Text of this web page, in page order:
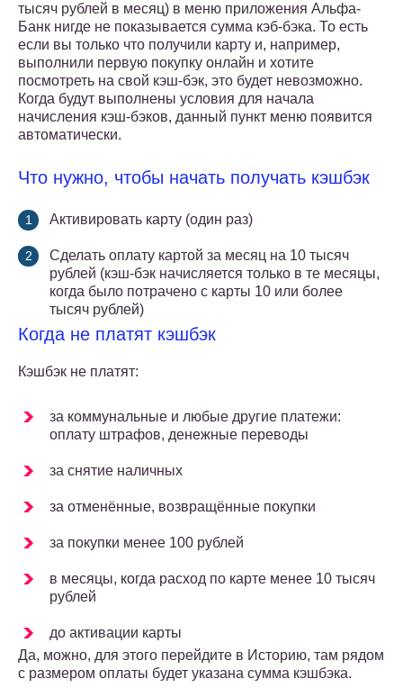
тысяч рублей в месяц) в меню приложения Альфа-
Банк нигде не показывается сумма кэб-бэка. То есть
если вы только что получили карту и, например,
выполнили первую покупку онлайн и хотите
посмотреть на свой кэш-бэк, это будет невозможно.
Когда будут выполнены условия для начала
начисления кэш-бэков, данный пункт меню появится
автоматически.
Что нужно, чтобы начать получать кэшбэк
Активировать карту (один раз)
Сделать оплату картой за месяц на 10 тысяч
рублей (кэш-бэк начисляется только в те месяцы,
когда было потрачено с карты 10 или более
тысяч рублей)
Когда не платят кэшбэк
Кэшбэк не платят:
за коммунальные и любые другие платежи:
оплату штрафов, денежные переводы
за снятие наличных
за отменённые, возвращённые покупки
за покупки менее 100 рублей
в месяцы, когда расход по карте менее 10 тысяч
рублей
до активации карты
Да, можно, для этого перейдите в Историю, там рядом
с размером оплаты будет указана сумма кэшбэка.